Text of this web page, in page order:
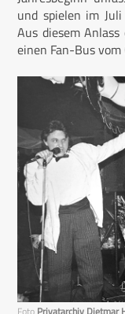
und spielen im
Aus diesem
einen Fan-Bus